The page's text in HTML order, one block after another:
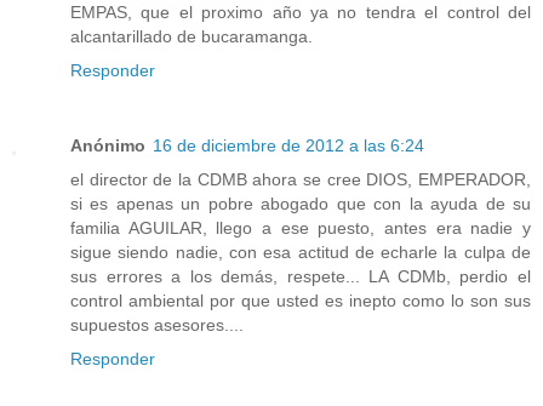
EMPAS, que el proximo año ya no tendra el control del
alcantarillado de bucaramanga.
Responder
Anónimo 16 de diciembre de 2012 a las 6:24
el director de la CDMB ahora se cree DIOS, EMPERADOR,
si es apenas un pobre abogado que con la ayuda de su
familia AGUILAR, llego a ese puesto, antes era nadie y
sigue siendo nadie, con esa actitud de echarle la culpa de
sus errores a los demás, respete... LA CDMb, perdio el
control ambiental por que usted es inepto como lo son sus
supuestos asesores....
Responder